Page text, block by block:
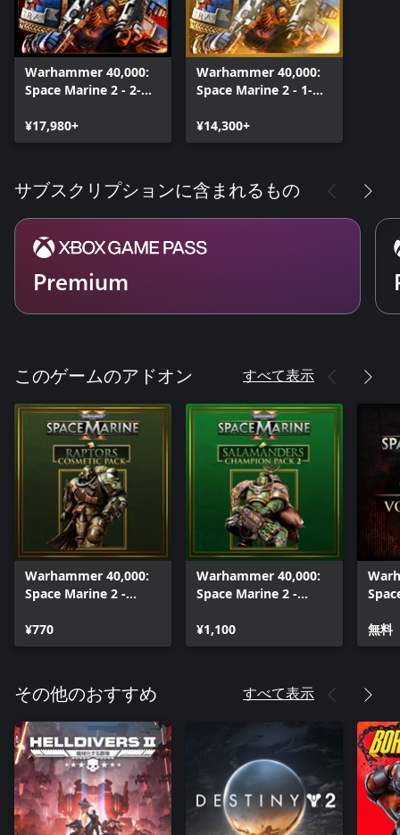
Warhammer 40,000:
Space Marine 2 - 2-
Edition
¥17,980+
Warhammer 40,000:
Space Marine 2 - 1-
Edition
¥14,300+
サブスクリプションに含まれるもの
Premium
このゲームのアドオン すべて表示
Warhammer 40,000:
Space Marine 2 -
Pack
¥770
Warhammer 40,000:
Space Marine 2 -
Champion Pack 2
¥1,100
無料
その他のおすすめ すべて表示